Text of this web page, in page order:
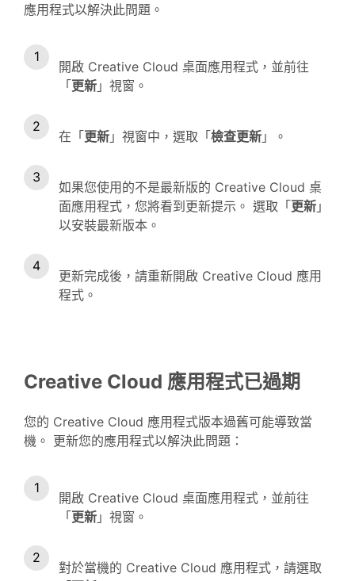
應用程式以解決此問題。
開啟 Creative Cloud 桌面應用程式，並前往
「 更新 」視窗。
在「 更新 」視窗中，選取「 檢查更新 」。
如果您使用的不是最新版的 Creative Cloud 桌
面應用程式，您將看到更新提示。 選取「 更新 」
以安裝最新版本。
更新完成後，請重新開啟 Creative Cloud 應用
程式。
Creative Cloud 應用程式已過期
您的 Creative Cloud 應用程式版本過舊可能導致當
機。 更新您的應用程式以解決此問題：
開啟 Creative Cloud 桌面應用程式，並前往
「更新 」視窗。
對於當機的 Creative Cloud 應用程式，請選取